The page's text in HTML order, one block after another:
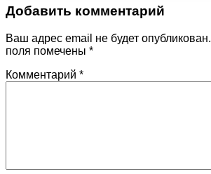
Добавить комментарий
Ваш адрес email не будет опубликован.
поля помечены *
Комментарий *